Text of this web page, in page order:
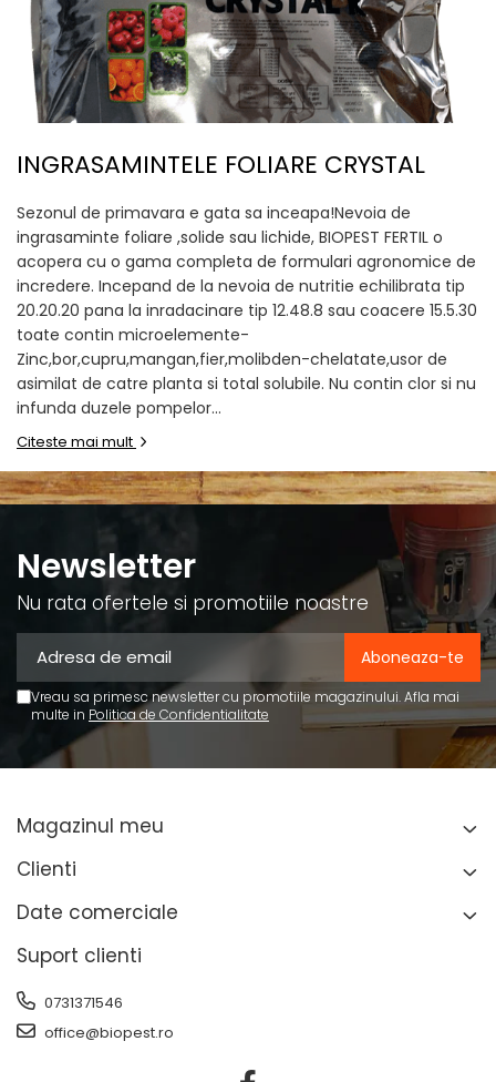
INGRASAMINTELE FOLIARE CRYSTAL
Sezonul de primavara e gata sa inceapa!Nevoia de
ingrasaminte foliare ,solide sau lichide, BIOPEST FERTIL o
acopera cu o gama completa de formulari agronomice de
incredere. Incepand de la nevoia de nutritie echilibrata tip
20.20.20 pana la inradacinare tip 12.48.8 sau coacere 15.5.30
toate contin microelemente-
Zinc,bor,cupru,mangan,fier,molibden-chelatate,usor de
asimilat de catre planta si total solubile. Nu contin clor si nu
infunda duzele pompelor...
Citeste mai mult
Newsletter
Nu rata ofertele si promotiile noastre
Vreau sa primesc newsletter cu promotiile magazinului. Afla mai
multe in Politica de Confidentialitate
Magazinul meu
Clienti
Date comerciale
Suport clienti
0731371546
office@biopest.ro